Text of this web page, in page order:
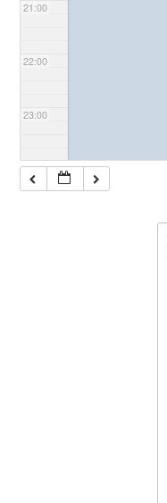
21:00
22:00
23:00